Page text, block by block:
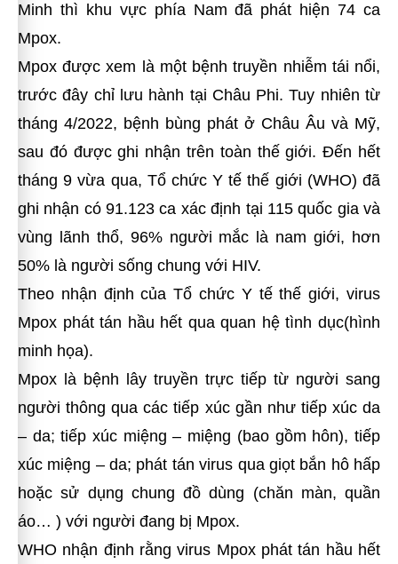
Minh thì khu vực phía Nam đã phát hiện 74 ca
Mpox.
Mpox được xem là một bệnh truyền nhiễm tái nổi,
trước đây chỉ lưu hành tại Châu Phi. Tuy nhiên từ
tháng 4/2022, bệnh bùng phát ở Châu Âu và Mỹ,
sau đó được ghi nhận trên toàn thế giới. Đến hết
tháng 9 vừa qua, Tổ chức Y tế thế giới (WHO) đã
ghi nhận có 91.123 ca xác định tại 115 quốc gia và
vùng lãnh thổ, 96% người mắc là nam giới, hơn
50% là người sống chung với HIV.
Theo nhận định của Tổ chức Y tế thế giới, virus
Mpox phát tán hầu hết qua quan hệ tình dục(hình
minh họa).
Mpox là bệnh lây truyền trực tiếp từ người sang
người thông qua các tiếp xúc gần như tiếp xúc da
– da; tiếp xúc miệng – miệng (bao gồm hôn), tiếp
xúc miệng – da; phát tán virus qua giọt bắn hô hấp
hoặc sử dụng chung đồ dùng (chăn màn, quần
áo… ) với người đang bị Mpox.
WHO nhận định rằng virus Mpox phát tán hầu hết